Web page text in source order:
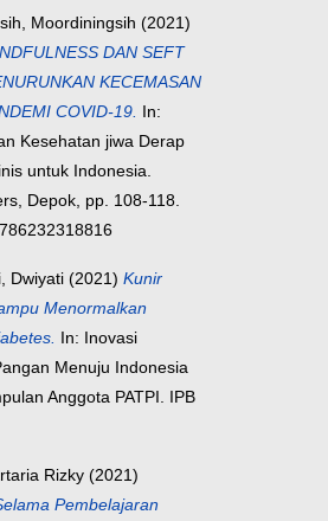
Moordiningsih (2021)
DAN SEFT
KECEMASAN
COVID-19. In:
Kesehatan jiwa Derap
untuk Indonesia.
Depok, pp. 108-118.
Dwiyati (2021) Kunir
Menormalkan
In: Inovasi
Menuju Indonesia
Anggota PATPI. IPB
Rizky (2021)
Pembelajaran